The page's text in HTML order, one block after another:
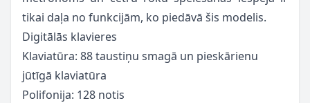
tikai daļa no funkcijām, ko piedāvā šis modelis.
Digitālās klavieres
Klaviatūra: 88 taustiņu smagā un pieskārienu
jūtīgā klaviatūra
Polifonija: 128 notis